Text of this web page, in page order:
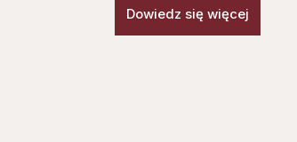
Dowiedz się więcej